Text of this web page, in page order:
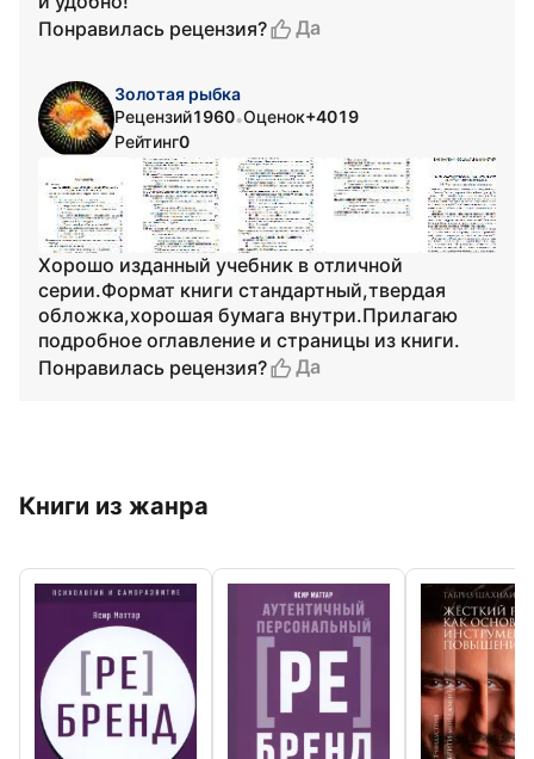
Понравилась рецензия?
Да
Золотая рыбка
Рецензий1960•Оценок+4019
Рейтинг0
Хорошо изданный учебник в отличной
серии.Формат книги стандартный,твердая
обложка,хорошая бумага внутри.Прилагаю
подробное оглавление и страницы из книги.
Понравилась рецензия?
Да
Книги из жанра